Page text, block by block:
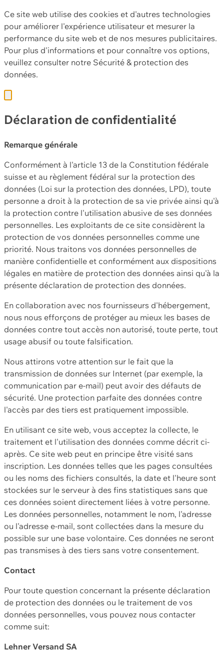
Ce site web utilise des cookies et d'autres technologies
pour améliorer l'expérience utilisateur et mesurer la
performance du site web et de nos mesures publicitaires.
Pour plus d'informations et pour connaître vos options,
veuillez consulter notre Sécurité & protection des
données.
Déclaration de confidentialité
Remarque générale
Conformément à l'article 13 de la Constitution fédérale
suisse et au règlement fédéral sur la protection des
données (Loi sur la protection des données, LPD), toute
personne a droit à la protection de sa vie privée ainsi qu'à
la protection contre l'utilisation abusive de ses données
personnelles. Les exploitants de ce site considèrent la
protection de vos données personnelles comme une
priorité. Nous traitons vos données personnelles de
manière confidentielle et conformément aux dispositions
légales en matière de protection des données ainsi qu'à la
présente déclaration de protection des données.
En collaboration avec nos fournisseurs d'hébergement,
nous nous efforçons de protéger au mieux les bases de
données contre tout accès non autorisé, toute perte, tout
usage abusif ou toute falsification.
Nous attirons votre attention sur le fait que la
transmission de données sur Internet (par exemple, la
communication par e-mail) peut avoir des défauts de
sécurité. Une protection parfaite des données contre
l'accès par des tiers est pratiquement impossible.
En utilisant ce site web, vous acceptez la collecte, le
traitement et l'utilisation des données comme décrit ci-
après. Ce site web peut en principe être visité sans
inscription. Les données telles que les pages consultées
ou les noms des fichiers consultés, la date et l'heure sont
stockées sur le serveur à des fins statistiques sans que
ces données soient directement liées à votre personne.
Les données personnelles, notamment le nom, l'adresse
ou l'adresse e-mail, sont collectées dans la mesure du
possible sur une base volontaire. Ces données ne seront
pas transmises à des tiers sans votre consentement.
Contact
Pour toute question concernant la présente déclaration
de protection des données ou le traitement de vos
données personnelles, vous pouvez nous contacter
comme suit:
Lehner Versand SA